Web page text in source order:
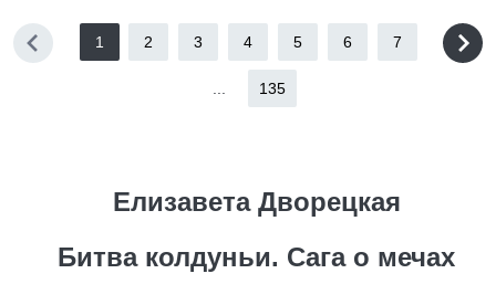
1 2 3 4 5 6 7
135
Елизавета Дворецкая
Битва колдуньи. Сага о мечах